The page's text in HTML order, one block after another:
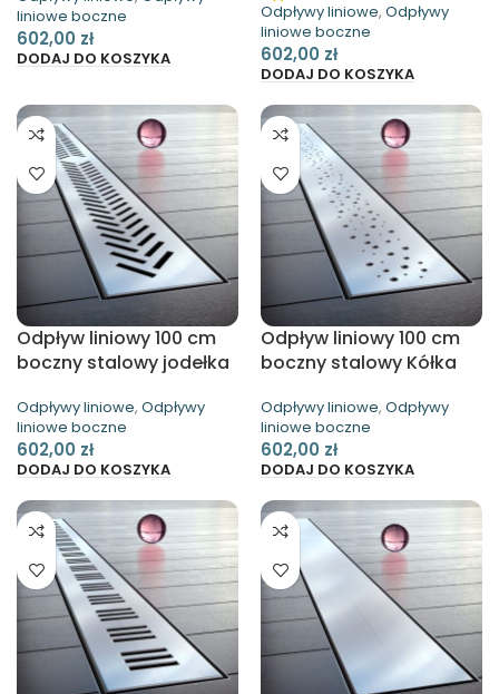
liniowe boczne
602,00 zł
DODAJ DO KOSZYKA
Odpływy liniowe, Odpływy
liniowe boczne
602,00 zł
DODAJ DO KOSZYKA
Odpływ liniowy 100 cm
boczny stalowy jodełka
Odpływy liniowe, Odpływy
liniowe boczne
602,00 zł
DODAJ DO KOSZYKA
Odpływ liniowy 100 cm
boczny stalowy Kółka
Odpływy liniowe, Odpływy
liniowe boczne
602,00 zł
DODAJ DO KOSZYKA